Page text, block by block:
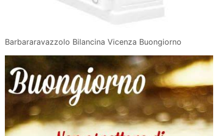
Barbararavazzolo Bilancina Vicenza Buongiorno